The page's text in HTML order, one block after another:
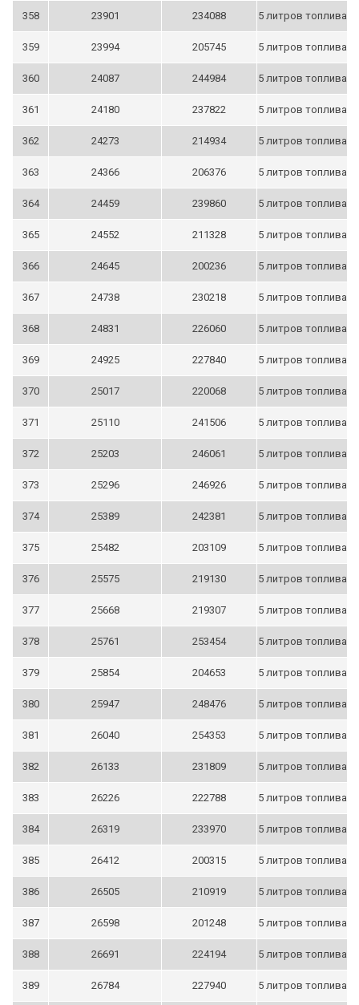
358 23901 234088 5 литров топлива
359 23994 205745 5 литров топлива
360 24087 244984 5 литров топлива
361 24180 237822 5 литров топлива
362 24273 214934 5 литров топлива
363 24366 206376 5 литров топлива
364 24459 239860 5 литров топлива
365 24552 211328 5 литров топлива
366 24645 200236 5 литров топлива
367 24738 230218 5 литров топлива
368 24831 226060 5 литров топлива
369 24925 227840 5 литров топлива
370 25017 220068 5 литров топлива
371 25110 241506 5 литров топлива
372 25203 246061 5 литров топлива
373 25296 246926 5 литров топлива
374 25389 242381 5 литров топлива
375 25482 203109 5 литров топлива
376 25575 219130 5 литров топлива
377 25668 219307 5 литров топлива
378 25761 253454 5 литров топлива
379 25854 204653 5 литров топлива
380 25947 248476 5 литров топлива
381 26040 254353 5 литров топлива
382 26133 231809 5 литров топлива
383 26226 222788 5 литров топлива
384 26319 233970 5 литров топлива
385 26412 200315 5 литров топлива
386 26505 210919 5 литров топлива
387 26598 201248 5 литров топлива
388 26691 224194 5 литров топлива
389 26784 227940 5 литров топлива